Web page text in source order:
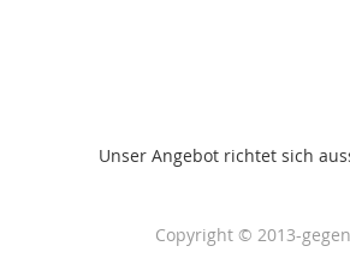
Unser Angebot richtet sich
Copyright © 2013-